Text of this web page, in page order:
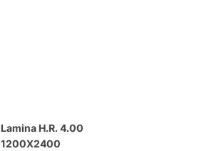
Lamina H.R. 4.00
1200X2400